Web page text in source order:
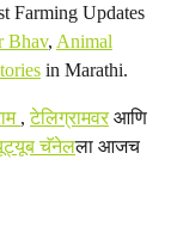
Farming Updates
Bhav, Animal
in Marathi.
,टेलिग्रामवरआणि
चॅनेलला आजच